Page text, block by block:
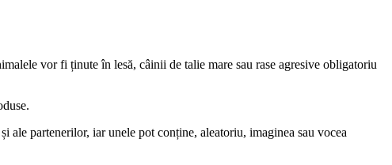
vor fi ținute în lesă, câinii de talie mare sau rase agresive obligatoriu
partenerilor, iar unele pot conține, aleatoriu, imaginea sau vocea